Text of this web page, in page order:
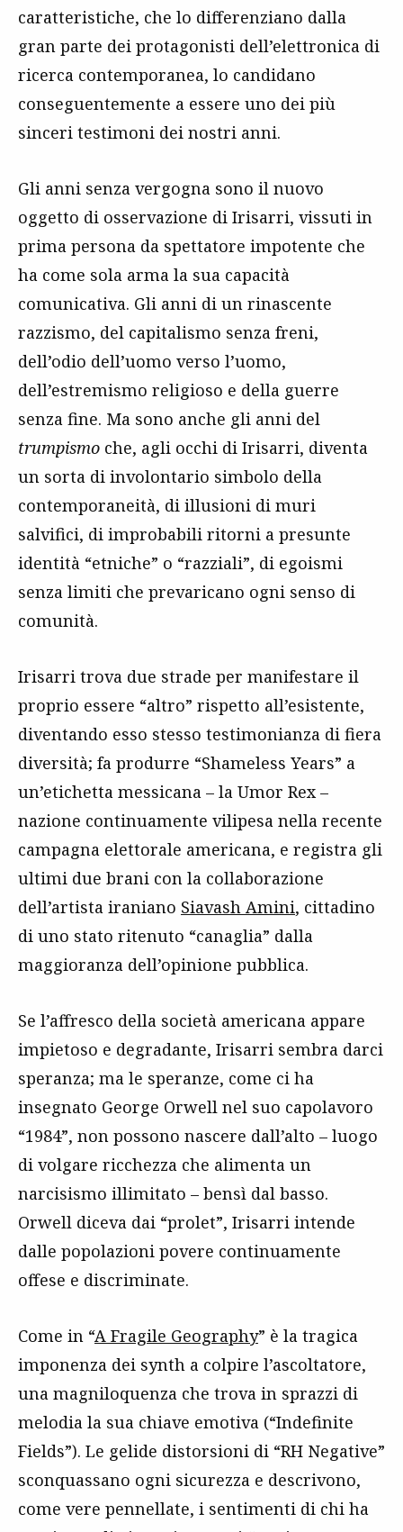
caratteristiche, che lo differenziano dalla
gran parte dei protagonisti dell’elettronica di
ricerca contemporanea, lo candidano
conseguentemente a essere uno dei più
sinceri testimoni dei nostri anni.
Gli anni senza vergogna sono il nuovo
oggetto di osservazione di Irisarri, vissuti in
prima persona da spettatore impotente che
ha come sola arma la sua capacità
comunicativa. Gli anni di un rinascente
razzismo, del capitalismo senza freni,
dell’odio dell’uomo verso l’uomo,
dell’estremismo religioso e della guerre
senza fine. Ma sono anche gli anni del
trumpismo che, agli occhi di Irisarri, diventa
un sorta di involontario simbolo della
contemporaneità, di illusioni di muri
salvifici, di improbabili ritorni a presunte
identità “etniche” o “razziali”, di egoismi
senza limiti che prevaricano ogni senso di
comunità.
Irisarri trova due strade per manifestare il
proprio essere “altro” rispetto all’esistente,
diventando esso stesso testimonianza di fiera
diversità; fa produrre “Shameless Years” a
un’etichetta messicana – la Umor Rex –
nazione continuamente vilipesa nella recente
campagna elettorale americana, e registra gli
ultimi due brani con la collaborazione
dell’artista iraniano Siavash Amini, cittadino
di uno stato ritenuto “canaglia” dalla
maggioranza dell’opinione pubblica.
Se l’affresco della società americana appare
impietoso e degradante, Irisarri sembra darci
speranza; ma le speranze, come ci ha
insegnato George Orwell nel suo capolavoro
“1984”, non possono nascere dall’alto – luogo
di volgare ricchezza che alimenta un
narcisismo illimitato – bensì dal basso.
Orwell diceva dai “prolet”, Irisarri intende
dalle popolazioni povere continuamente
offese e discriminate.
Come in “A Fragile Geography” è la tragica
imponenza dei synth a colpire l’ascoltatore,
una magniloquenza che trova in sprazzi di
melodia la sua chiave emotiva (“Indefinite
Fields”). Le gelide distorsioni di “RH Negative”
sconquassano ogni sicurezza e descrivono,
come vere pennellate, i sentimenti di chi ha